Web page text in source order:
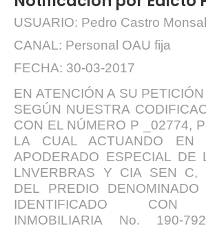
USUARIO: Pedro Castro
CANAL: Personal OAU fija
FECHA: 30-03-2017
EN ATENCIÓN A SU
SEGÚN NUESTRA
CON EL NÚMERO P _02774,
LA CUAL ACTUANDO EN
APODERADO ESPECIAL DE
LNVERBRAS Y CIA SEN C,
DEL PREDIO DENOMINADO
IDENTIFICADO CON
INMOBILIARIA No. 190-